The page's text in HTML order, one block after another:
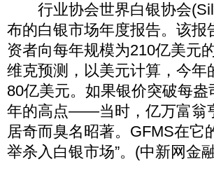
行业协会世界白银协会
布的白银市场年度报告。该
资者向每年规模为210亿美元
维克预测，以美元计算，今
80亿美元。如果银价突破每
年的高点——当时，亿万富翁
居奇而臭名昭著。GFMS在它
举杀入白银市场”。(中新网金